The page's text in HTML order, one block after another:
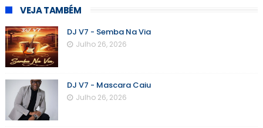
VEJA TAMBÉM
DJ V7 - Semba Na Via
Julho 26, 2026
DJ V7 - Mascara Caiu
Julho 26, 2026